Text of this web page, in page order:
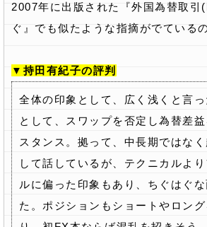
2007年に出版された『外国為替取引
ぐ』でも似たような指摘がでている
▼持田有紀子の評判
全体の印象として、広く浅くと言
として、スワップを否定し為替差
スタンス。拠って、中長期ではな
して話しているが、テクニカルよ
ルに偏った印象もあり、ちぐはぐ
た。ポジションもショートやロン